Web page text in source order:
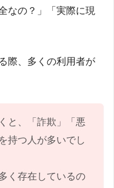
なの？」「実際に現
際、多くの利用者が
と、「詐欺」「悪
持つ人が多いでし
く存在しているの